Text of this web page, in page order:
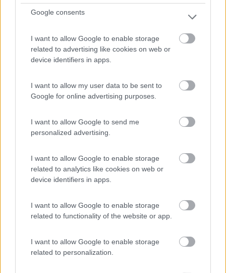
Google consents
I want to allow Google to enable storage
related to advertising like cookies on web or
device identifiers in apps.
I want to allow my user data to be sent to
Google for online advertising purposes.
I want to allow Google to send me
personalized advertising.
I want to allow Google to enable storage
related to analytics like cookies on web or
device identifiers in apps.
I want to allow Google to enable storage
related to functionality of the website or app.
I want to allow Google to enable storage
related to personalization.
Lungo la riva della laguna di Calich, la struttura Baia H...
Alghero (SS) - 132.8km
Campeggio
Centro Vacanze Isuledda
7,8